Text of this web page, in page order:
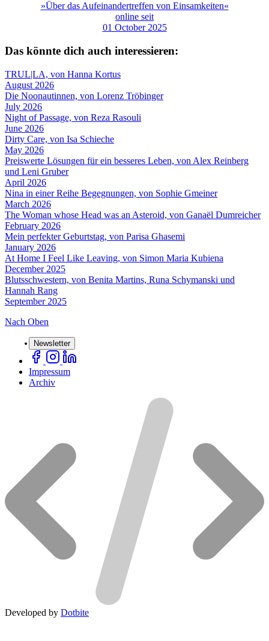
»Über das Aufeinandertreffen von Einsamkeiten«
online seit
01 October 2025
Das könnte dich auch interessieren:
TRUL|LA, von Hanna Kortus
August 2026
Die Noonautinnen, von Lorenz Tröbinger
July 2026
Night of Passage, von Reza Rasouli
June 2026
Dirty Care, von Isa Schieche
May 2026
Preiswerte Lösungen für ein besseres Leben, von Alex Reinberg
und Leni Gruber
April 2026
Nina in einer Reihe Begegnungen, von Sophie Gmeiner
March 2026
The Woman whose Head was an Asteroid, von Ganaël Dumreicher
February 2026
Mein perfekter Geburtstag, von Parisa Ghasemi
January 2026
At Home I Feel Like Leaving, von Simon Maria Kubiena
December 2025
Blutsschwestern, von Benita Martins, Runa Schymanski und
Hannah Rang
September 2025
Nach Oben
Newsletter
Impressum
Archiv
Developed by Dotbite